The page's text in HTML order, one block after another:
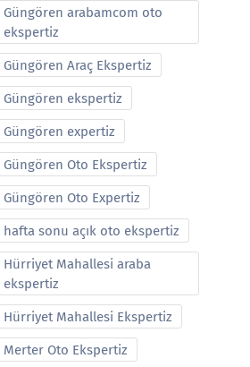
Güngören arabamcom oto
ekspertiz
Güngören Araç Ekspertiz
Güngören ekspertiz
Güngören expertiz
Güngören Oto Ekspertiz
Güngören Oto Expertiz
hafta sonu açık oto ekspertiz
Hürriyet Mahallesi araba
ekspertiz
Hürriyet Mahallesi Ekspertiz
Merter Oto Ekspertiz